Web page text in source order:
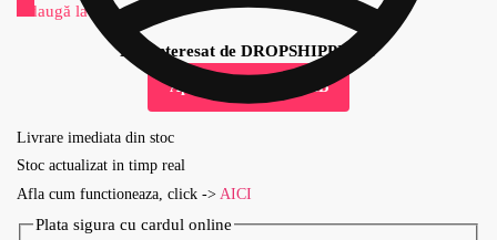
Adaugă la Favorite
Esti interesat de DROPSHIPPING?
Aplica pentru cont B2B
Livrare imediata din stoc
Stoc actualizat in timp real
Afla cum functioneaza, click -> AICI
Plata sigura cu cardul online